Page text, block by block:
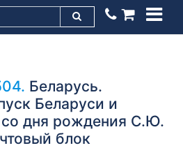
Беларусь.
Беларуси и
со дня рождения С.Ю.
блок